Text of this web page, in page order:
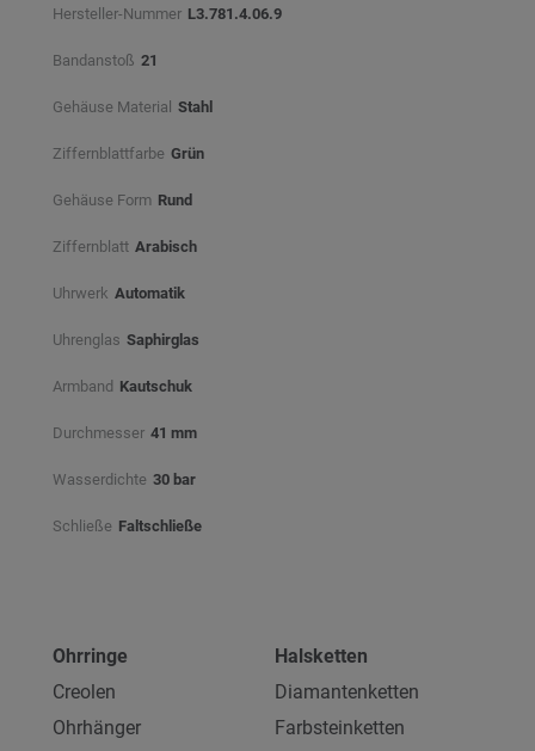
Hersteller-Nummer L3.781.4.06.9
Bandanstoß 21
Gehäuse Material Stahl
Ziffernblattfarbe Grün⠀
Gehäuse Form Rund
Ziffernblatt Arabisch
Uhrwerk Automatik
Uhrenglas Saphirglas
Armband Kautschuk
Durchmesser 41 mm
Wasserdichte 30 bar
Schließe Faltschließe
Ohrringe
Creolen
Ohrhänger
Halsketten
Diamantenketten
Farbsteinketten